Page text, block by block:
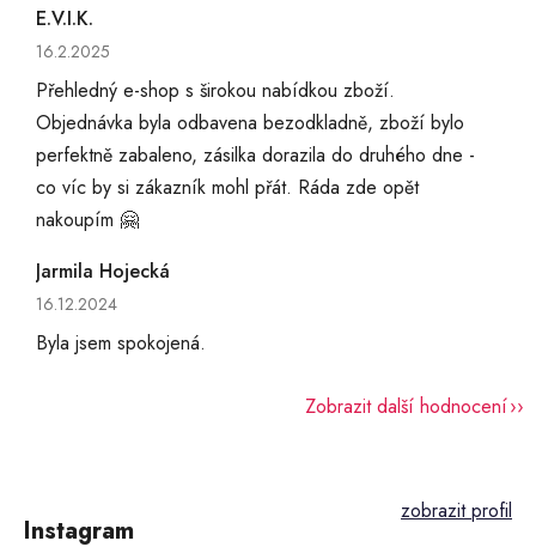
E.V.I.K.
Hodnocení obchodu je 5 z 5 hvězdiček.
16.2.2025
Přehledný e-shop s širokou nabídkou zboží.
Objednávka byla odbavena bezodkladně, zboží bylo
perfektně zabaleno, zásilka dorazila do druhého dne -
co víc by si zákazník mohl přát. Ráda zde opět
nakoupím 🤗
Jarmila Hojecká
Hodnocení obchodu je 5 z 5 hvězdiček.
16.12.2024
Byla jsem spokojená.
Zobrazit další hodnocení
Instagram